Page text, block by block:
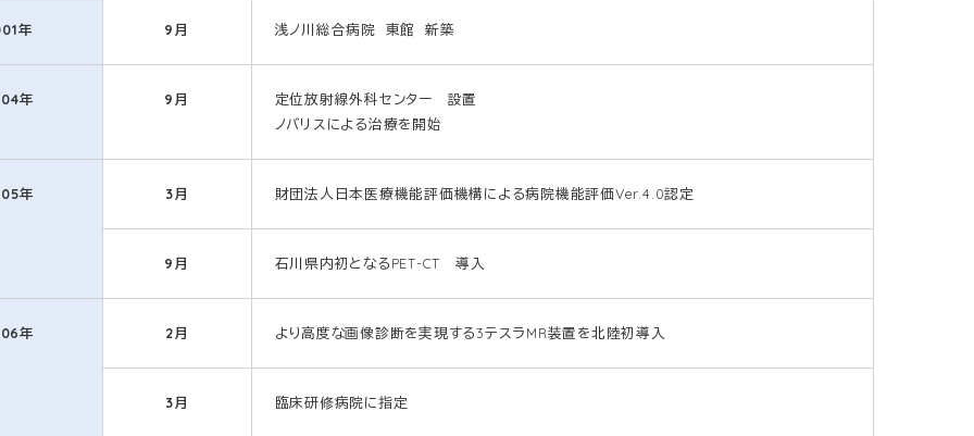
年 9月 浅ノ川総合病院 東館 新築
年 9月
定位放射線外科センター 設置
ノバリスによる治療を開始
年 3月 財団法人日本医療機能評価機構による病院機能評価Ver.4.0認定
9月 石川県内初となるPET-CT 導入
年 2月 より高度な画像診断を実現する3テスラMR装置を北陸初導入
3月 臨床研修病院に指定